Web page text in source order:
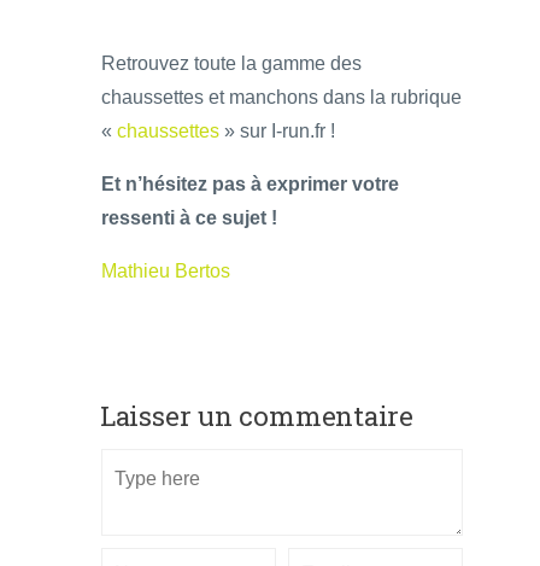
Retrouvez toute la gamme des
chaussettes et manchons dans la rubrique
« chaussettes » sur I-run.fr !
Et n’hésitez pas à exprimer votre
ressenti à ce sujet !
Mathieu Bertos
Laisser un commentaire